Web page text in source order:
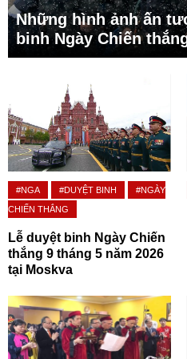
Những hình ảnh ấn
binh Ngày Chiến
#NGA #DUYỆT BINH
#NGÀY
CHIẾN THẮNG
Lễ duyệt binh Ngày Chiến
thắng 9 tháng 5 năm 2026
tại Moskva